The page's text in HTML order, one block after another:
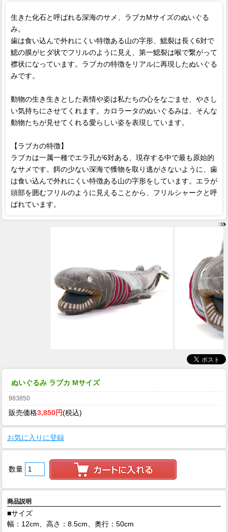
生きた化石と呼ばれる深海のサメ、ラブカMサイズのぬいぐる
み。
歯は食い込んで外れにくい特徴ある山の字形、鰓裂は長く6対で
鰓の膜がヒダ状でフリルのように見え、第一鰓裂は喉で繋がって
襟状になっています。ラブカの特徴をリアルに再現したぬいぐる
みです。
動物の生き生きとした表情や姿は私たちの心をなごませ、やさし
い気持ちにさせてくれます。カロラータのぬいぐるみは、そんな
動物たちが見せてくれる愛らしい姿を表現しています。
【ラブカの特徴】
ラブカは一属一種でエラ孔が6対ある、現存する中で最も原始的
なサメです。餌の少ない深海で獲物を取り逃がさないように、歯
は食い込んで外れにくい特徴ある山の字形をしています。エラが
頭部を囲むフリルのように見えることから、フリルシャークと呼
ばれています。
ぬいぐるみ ラブカ Mサイズ
983850
販売価格3,850円(税込)
お気に入りに登録
数量
商品説明
■サイズ
幅：12cm、高さ：8.5cm、奥行：50cm